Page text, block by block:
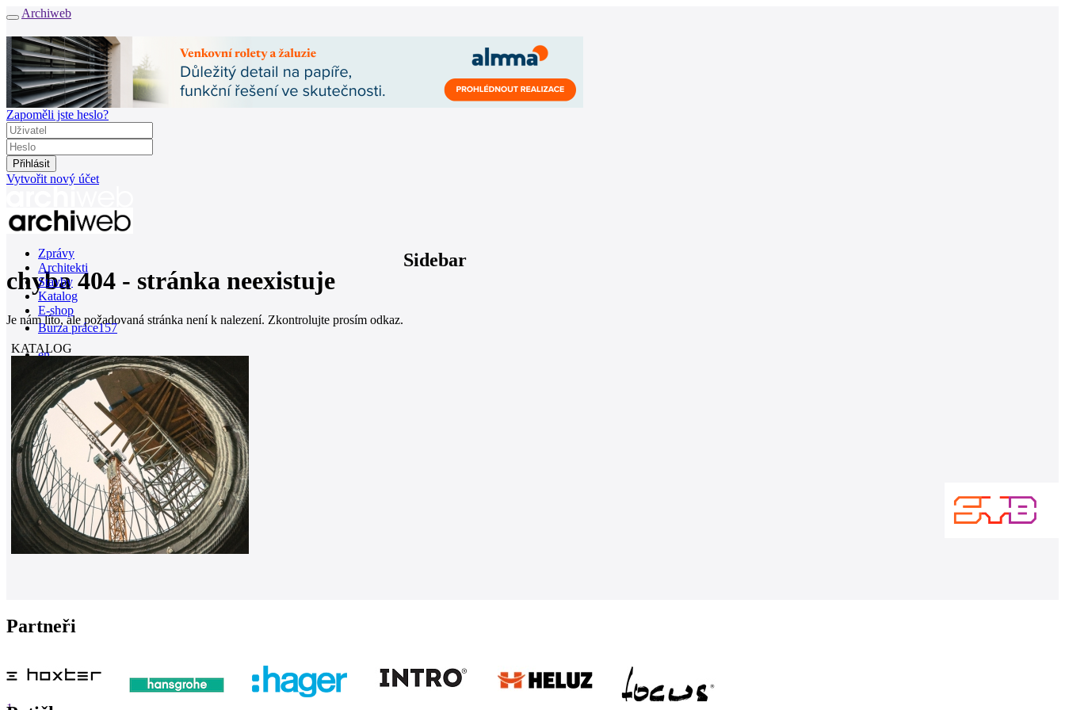
Archiweb
Zapoměli jste heslo?
Vytvořit nový účet
Zprávy
Architekti
Stavby
Katalog
E-shop
Burza práce157
en
chyba 404 - stránka neexistuje
Je nám líto, ale požadovaná stránka není k nalezení. Zkontrolujte prosím odkaz.
Sidebar
KATALOG
Partneři